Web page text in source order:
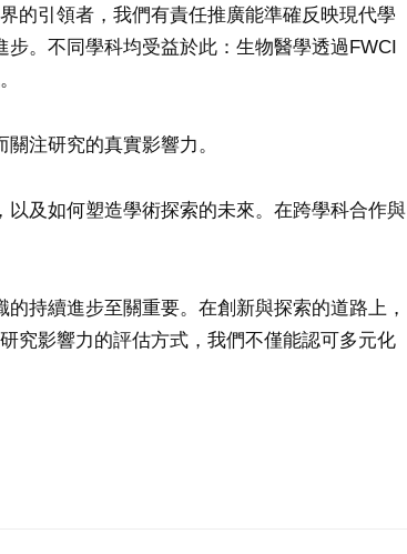
的引領者，我們有責任推廣能準確反映現代學
。不同學科均受益於此：生物醫學透過FWCI
注研究的真實影響力。
及如何塑造學術探索的未來。在跨學科合作與
持續進步至關重要。在創新與探索的道路上，
究影響力的評估方式，我們不僅能認可多元化